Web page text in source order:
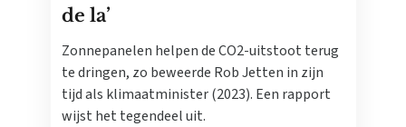
de la’
Zonnepanelen helpen de CO2-uitstoot terug
te dringen, zo beweerde Rob Jetten in zijn
tijd als klimaatminister (2023). Een rapport
wijst het tegendeel uit.